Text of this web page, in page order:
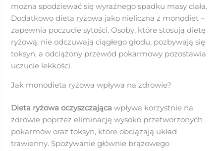
można spodziewać się wyraźnego spadku masy ciała.
Dodatkowo dieta ryżowa jako nieliczna z monodiet –
zapewnia poczucie sytości. Osoby, które stosują dietę
ryżową, nie odczuwają ciągłego głodu, pozbywają się
toksyn, a odciążony przewód pokarmowy pozostawia
uczucie lekkości.
Jak monodieta ryżowa wpływa na zdrowie?
Dieta ryżowa oczyszczająca wpływa korzystnie na
zdrowie poprzez eliminację wysoko przetworzonych
pokarmów oraz toksyn, które obciążają układ
trawienny. Spożywanie głównie brązowego